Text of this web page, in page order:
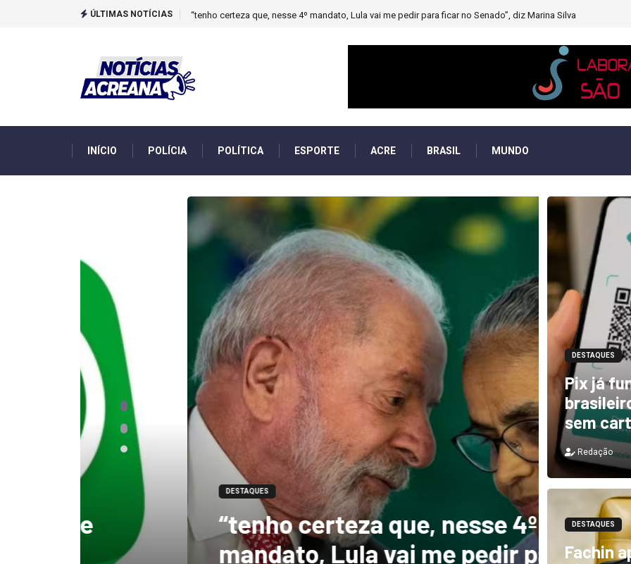
ÚLTIMAS NOTÍCIAS Novo boletim indica El Niño ‘muito forte’ diminuindo chuvas e provocando secas de rios
INÍCIO POLÍCIA POLÍTICA ESPORTE ACRE BRASIL MUNDO
DESTAQUES
“tenho certeza que, nesse 4º
mandato, Lula vai me pedir para
DESTAQUES
DESTAQUES
Pix já
sem
Redação
DESTAQUES
Fachin